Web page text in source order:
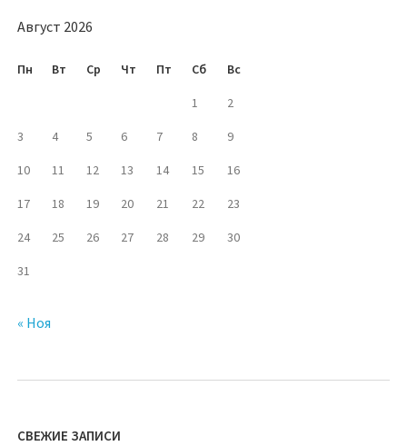
Август 2026
Пн Вт Ср Чт Пт Сб Вс
1 2
3 4 5 6 7 8 9
10 11 12 13 14 15 16
17 18 19 20 21 22 23
24 25 26 27 28 29 30
31
« Ноя
СВЕЖИЕ ЗАПИСИ